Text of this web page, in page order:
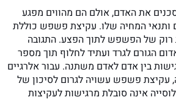
את האדם, אולם הם מהווים מפגע
ותנאי המחיה שלו. עקיצת פשפש כוללת
רוק של הפשפש לתוך הפצע. התגובה
הגורם לגרד ועתיד לחלוף תוך מספר
בין אדם לאדם משתנה. עבור אלרגיים
פשפש עשויה לגרום לסיכון של
אינה סובלת מרגישות לעקיצות